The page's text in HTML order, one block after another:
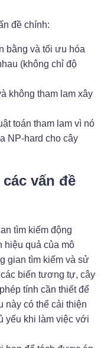
đề chính:
bằng và tối ưu hóa
(không chỉ độ
không tham lam xây
toán tham lam vì nó
NP-hard cho cây
vấn đề
tìm kiếm động
hiệu quả của mô
gian tìm kiếm và sử
biến tương tự, cây
tính cần thiết để
này có thể cải thiện
yếu khi làm việc với